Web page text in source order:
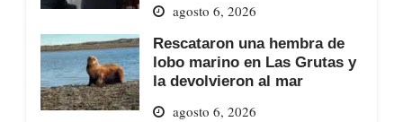
agosto 6, 2026
Rescataron una hembra de
lobo marino en Las Grutas y
la devolvieron al mar
agosto 6, 2026